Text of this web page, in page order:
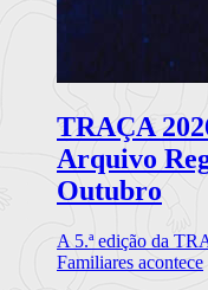
TRAÇA
Arquivo
Outubro
A 5.ª edição da
Familiares acontece